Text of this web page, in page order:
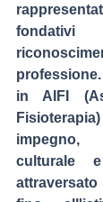
in AIFI
culturale